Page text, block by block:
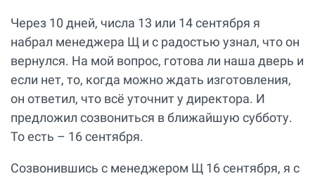
Через 10 дней, числа 13 или 14 сентября я
набрал менеджера Щ и с радостью узнал, что он
вернулся. На мой вопрос, готова ли наша дверь и
если нет, то, когда можно ждать изготовления,
он ответил, что всё уточнит у директора. И
предложил созвониться в ближайшую субботу.
То есть – 16 сентября.
Созвонившись с менеджером Щ 16 сентября, я с